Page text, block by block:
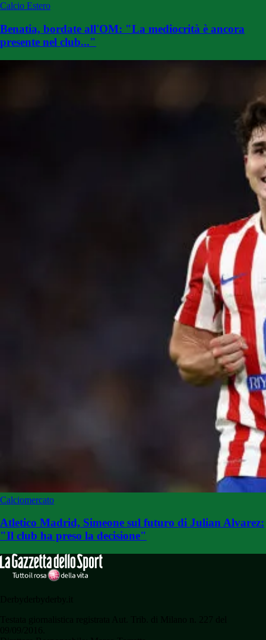
Calcio Estero
Benatia, bordate all'OM: "La mediocrità è ancora
presente nel club..."
Calciomercato
Atletico Madrid, Simeone sul futuro di Julian Alvarez:
"Il club ha preso la decisione"